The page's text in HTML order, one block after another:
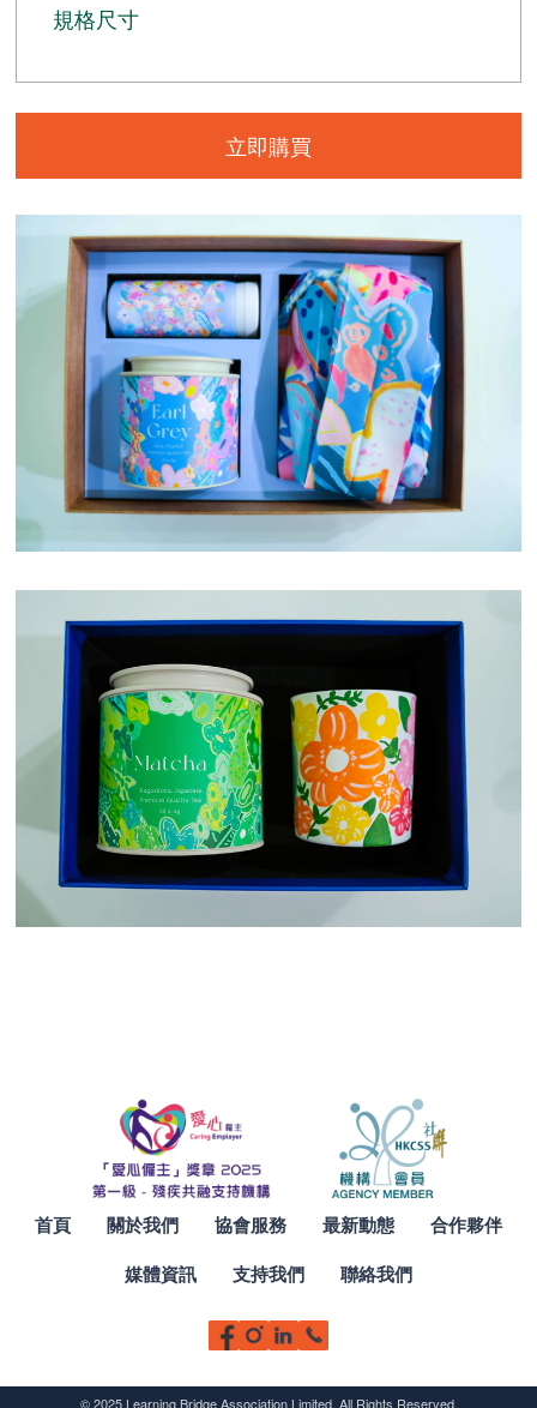
規格尺寸
立即購買
首頁 關於我們 協會服務 最新動態
合作夥伴
媒體資訊
支持我們 聯絡我們
© 2025 Learning Bridge Association Limited. All Rights Reserved.